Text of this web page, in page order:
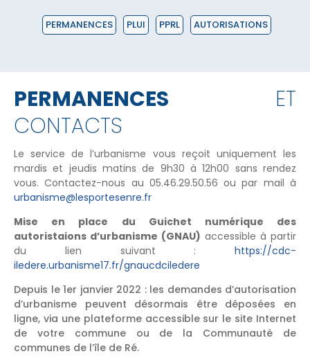
PERMANENCES PLUI PPRL AUTORISATIONS
PERMANENCES ET
CONTACTS
Le service de l’urbanisme vous reçoit uniquement les
mardis et jeudis matins de 9h30 à 12h00 sans rendez
vous. Contactez-nous au 05.46.29.50.56 ou par mail à
urbanisme@lesportesenre.fr
Mise en place du Guichet numérique des
autoristaions d’urbanisme (GNAU) accessible à partir
du lien suivant : https://cdc-
iledere.urbanisme17.fr/gnaucdciledere
Depuis le 1er janvier 2022 : les demandes d’autorisation
d’urbanisme peuvent désormais être déposées en
ligne, via une plateforme accessible sur le site Internet
de votre commune ou de la Communauté de
communes de l’île de Ré.